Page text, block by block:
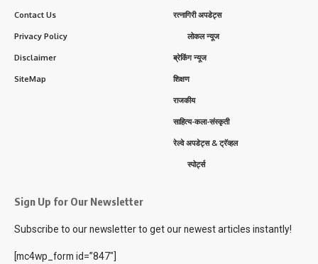
Contact Us
Privacy Policy
Disclaimer
SiteMap
रत्नागिरी अपडेट्स
लोकल न्यूज
ब्रेकिंग न्यूज
शिक्षण
राजकीय
साहित्य-कला-संस्कृती
रेल्वे अपडेट्स & ट्रॅव्हल
स्पोर्ट्स
Sign Up for Our Newsletter
Subscribe to our newsletter to get our newest articles instantly!
[mc4wp_form id=”847″]